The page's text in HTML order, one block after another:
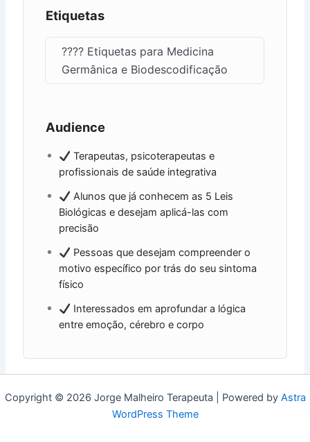
Etiquetas
???? Etiquetas para Medicina
Germânica e Biodescodificação
Audience
Terapeutas, psicoterapeutas e
profissionais de saúde integrativa
Alunos que já conhecem as 5 Leis
Biológicas e desejam aplicá-las com
precisão
Pessoas que desejam compreender o
motivo específico por trás do seu sintoma
físico
Interessados em aprofundar a lógica
entre emoção, cérebro e corpo
Copyright © 2026 Jorge Malheiro Terapeuta | Powered by Astra
WordPress Theme